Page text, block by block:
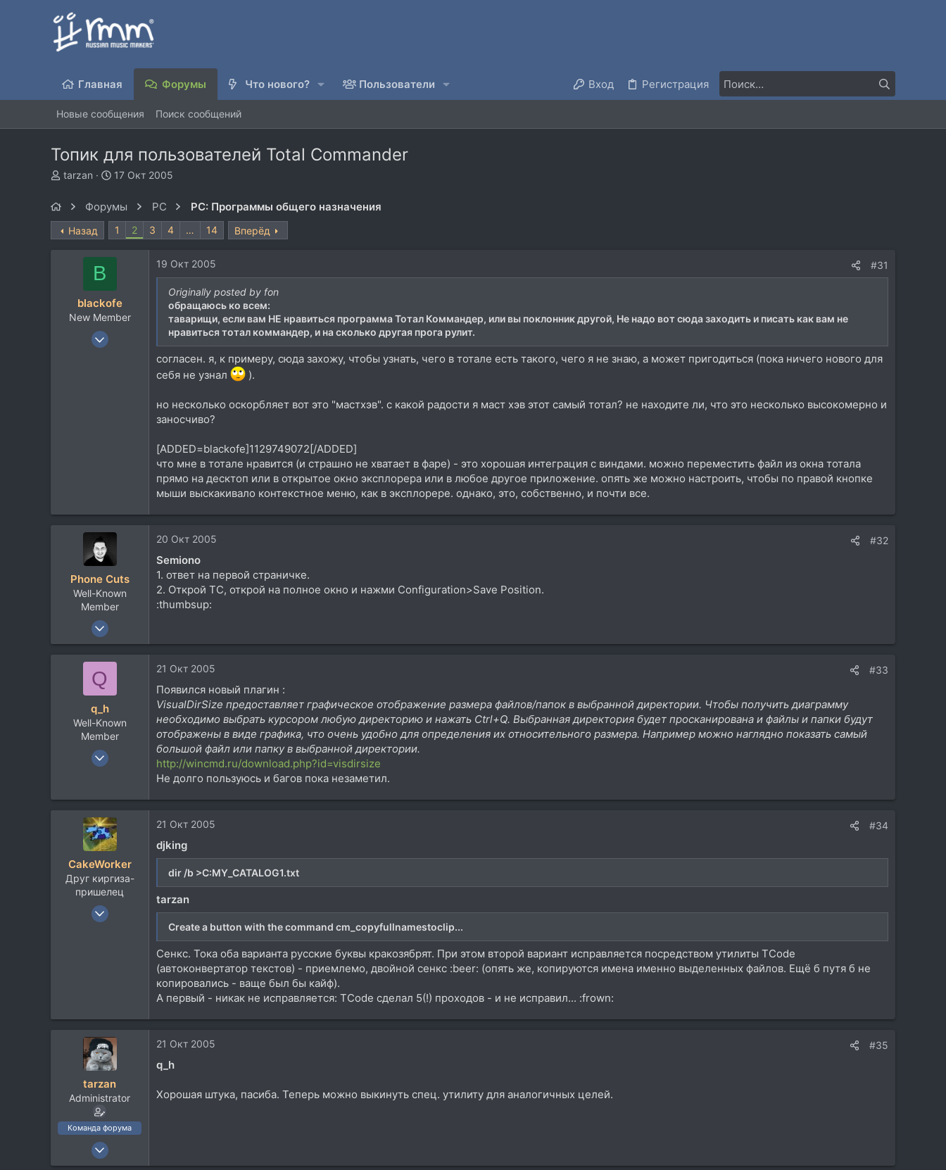
Главная Форумы Что нового? Пользователи Вход Регистрация
Новые сообщения Поиск сообщений
Топик для пользователей Total Commander
А
р
т
tarzan
Д
а
н
а
ч
а
17 Окт 2005
Форумы PC PC: Программы общего назначения
Назад 1 2 3 4 … 14 Вперёд
B
blackofe
New Member
22 Апр 2005
19 Окт 2005 #31
Originally posted by fon
обращаюсь ко всем:
таварищи, если вам НЕ нравиться программа Тотал Коммандер, или вы поклонник другой, Не надо вот сюда заходить и писать как вам не
нравиться тотал коммандер, и на сколько другая прога рулит.
согласен. я, к примеру, сюда захожу, чтобы узнать, чего в тотале есть такого, чего я не знаю, а может пригодиться (пока ничего нового для
себя не узнал
).
но несколько оскорбляет вот это "мастхэв". с какой радости я маст хэв этот самый тотал? не находите ли, что это несколько высокомерно и
заносчиво?
[ADDED=blackofe]1129749072[/ADDED]
что мне в тотале нравится (и страшно не хватает в фаре) - это хорошая интеграция с виндами. можно переместить файл из окна тотала
прямо на десктоп или в открытое окно эксплорера или в любое другое приложение. опять же можно настроить, чтобы по правой кнопке
мыши выскакивало контекстное меню, как в эксплорере. однако, это, собственно, и почти все.
Phone Cuts
Well-Known
Member
7 Сен 2004
10.182
1.253
20 Окт 2005 #32
Semiono
1. ответ на первой страничке.
2. Открой ТС, открой на полное окно и нажми Configuration>Save Position.
:thumbsup:
Q
q_h
Well-Known
Member
22 Июн 2004
113
21 Окт 2005 #33
Появился новый плагин :
VisualDirSize предоставляет графическое отображение размера файлов/папок в выбранной директории. Чтобы получить диаграмму
необходимо выбрать курсором любую директорию и нажать Ctrl+Q. Выбранная директория будет просканирована и файлы и папки будут
отображены в виде графика, что очень удобно для определения их относительного размера. Например можно наглядно показать самый
большой файл или папку в выбранной директории.
http://wincmd.ru/download.php?id=visdirsize
Не долго пользуюсь и багов пока незаметил.
CakeWorker
Друг киргиза-
пришелец
10 Ноя 2002
21 Окт 2005 #34
djking
dir /b >C:MY_CATALOG1.txt
tarzan
Create a button with the command cm_copyfullnamestoclip...
Сенкс. Тока оба варианта русские буквы кракозябрят. При этом второй вариант исправляется посредством утилиты TCode
(автоконвертатор текстов) - приемлемо, двойной сенкс :beer: (опять же, копируются имена именно выделенных файлов. Ещё б путя б не
копировались - ваще был бы кайф).
А первый - никак не исправляется: TCode сделал 5(!) проходов - и не исправил... :frown:
tarzan
Administrator
Команда форума
10 Ноя 2002
9.315
21 Окт 2005 #35
q_h
Хорошая штука, пасиба. Теперь можно выкинуть спец. утилиту для аналогичных целей.